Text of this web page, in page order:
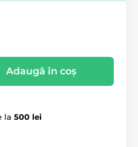
Adaugă în coș
la 500 lei